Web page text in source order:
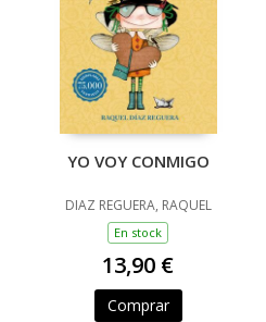
YO VOY CONMIGO
DIAZ REGUERA, RAQUEL
En stock
13,90 €
Comprar